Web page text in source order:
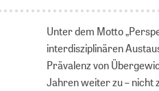
Unter dem Motto
interdisziplinären
Prävalenz von
Jahren weiter zu – nicht